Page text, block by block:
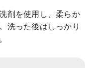
剤を使用し、柔らか
洗った後はしっかり